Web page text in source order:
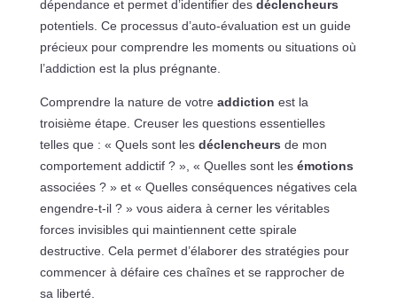
dépendance et permet d’identifier des déclencheurs
potentiels. Ce processus d’auto-évaluation est un guide
précieux pour comprendre les moments ou situations où
l’addiction est la plus prégnante.
Comprendre la nature de votre addiction est la
troisième étape. Creuser les questions essentielles
telles que : « Quels sont les déclencheurs de mon
comportement addictif ? », « Quelles sont les émotions
associées ? » et « Quelles conséquences négatives cela
engendre-t-il ? » vous aidera à cerner les véritables
forces invisibles qui maintiennent cette spirale
destructive. Cela permet d’élaborer des stratégies pour
commencer à défaire ces chaînes et se rapprocher de
sa liberté.